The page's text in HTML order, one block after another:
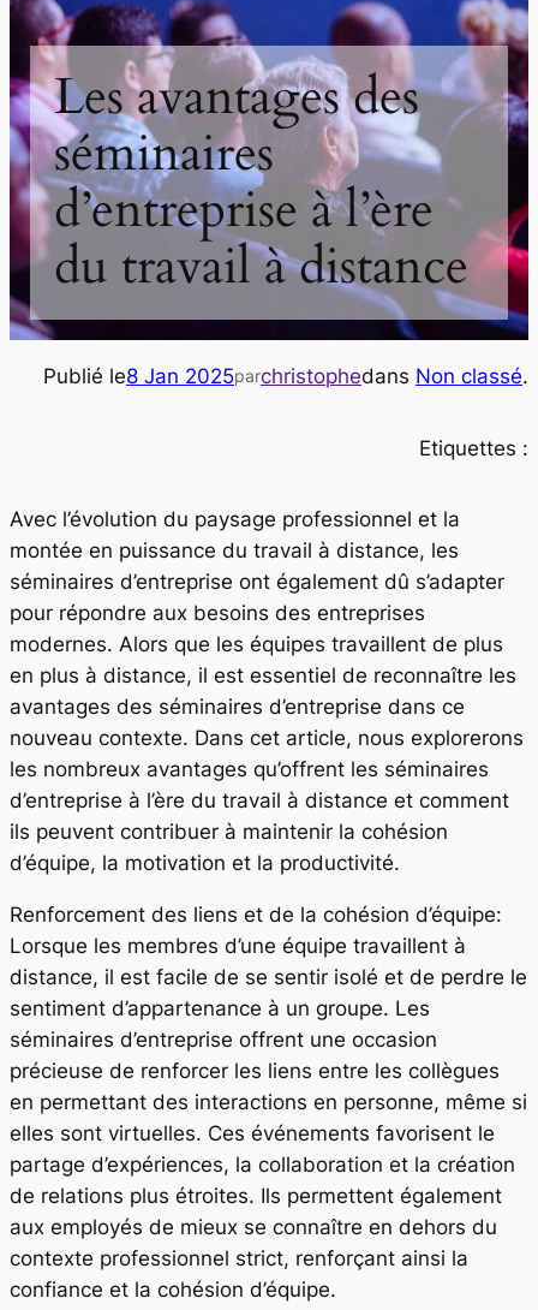
Les avantages des
séminaires
d’entreprise à l’ère
du travail à distance
Publié le8 Jan 2025parchristophedans Non classé.
Etiquettes :
Avec l’évolution du paysage professionnel et la
montée en puissance du travail à distance, les
séminaires d’entreprise ont également dû s’adapter
pour répondre aux besoins des entreprises
modernes. Alors que les équipes travaillent de plus
en plus à distance, il est essentiel de reconnaître les
avantages des séminaires d’entreprise dans ce
nouveau contexte. Dans cet article, nous explorerons
les nombreux avantages qu’offrent les séminaires
d’entreprise à l’ère du travail à distance et comment
ils peuvent contribuer à maintenir la cohésion
d’équipe, la motivation et la productivité.
Renforcement des liens et de la cohésion d’équipe:
Lorsque les membres d’une équipe travaillent à
distance, il est facile de se sentir isolé et de perdre le
sentiment d’appartenance à un groupe. Les
séminaires d’entreprise offrent une occasion
précieuse de renforcer les liens entre les collègues
en permettant des interactions en personne, même si
elles sont virtuelles. Ces événements favorisent le
partage d’expériences, la collaboration et la création
de relations plus étroites. Ils permettent également
aux employés de mieux se connaître en dehors du
contexte professionnel strict, renforçant ainsi la
confiance et la cohésion d’équipe.